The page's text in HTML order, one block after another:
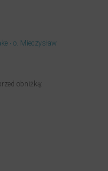
o. Mieczysław
obniżką: